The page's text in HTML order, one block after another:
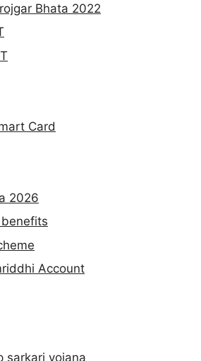
Bhata 2022
Card
2026
Account
sarkari yojana